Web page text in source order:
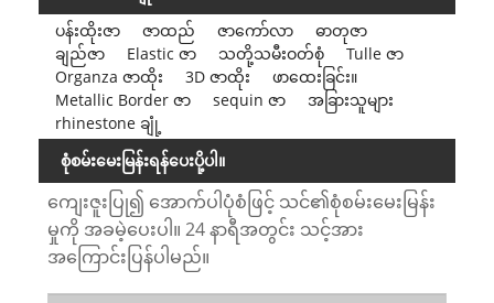
ပန်းထိုးဇာ
ဇာထည် ဇာကော်လာ
ဓာတုဇာ
ချည်ဇာ
Elastic ဇာ သတို့သမီးဝတ်စုံ
Tulle ဇာ
Organza ဇာထိုး
3D ဇာထိုး
ဖာထေးခြင်း။
Metallic Border ဇာ
sequin ဇာ
အခြားသူများ
rhinestone ချုံ့
စုံစမ်းမေးမြန်းရန်ပေးပို့ပါ။
ကျေးဇူးပြု၍ အောက်ပါပုံစံဖြင့် သင်၏စုံစမ်းမေးမြန်း
မှုကို အခမဲ့ပေးပါ။ 24 နာရီအတွင်း သင့်အား
အကြောင်းပြန်ပါမည်။